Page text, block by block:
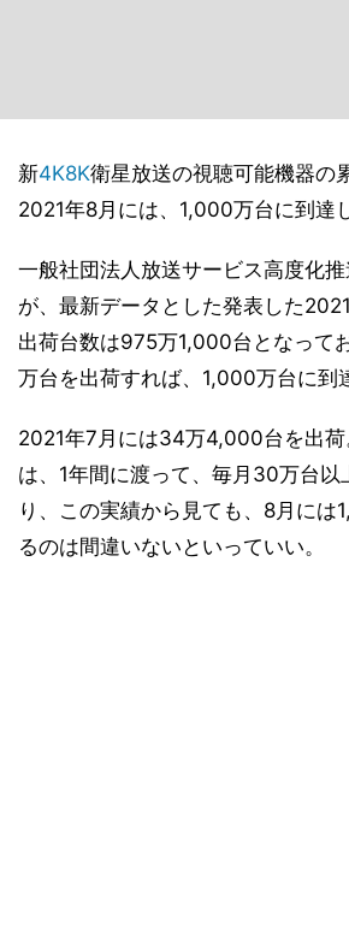
新4K8K衛星放送の視聴可能機器の
2021年8月には、1,000万台に到達
一般社団法人放送サービス高度化推
が、最新データとした発表した
出荷台数は975万1,000台となって
万台を出荷すれば、1,000万台に到
2021年7月には34万4,000台を出
は、1年間に渡って、毎月30万台以
り、この実績から見ても、8月には
るのは間違いないといっていい。